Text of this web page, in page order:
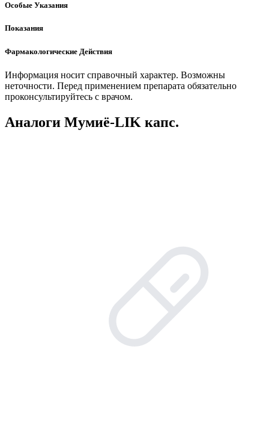
Особые Указания
Показания
Фармакологические Действия
Информация носит справочный характер. Возможны
неточности. Перед применением препарата обязательно
проконсультируйтесь с врачом.
Аналоги Мумиё-LIK капс.